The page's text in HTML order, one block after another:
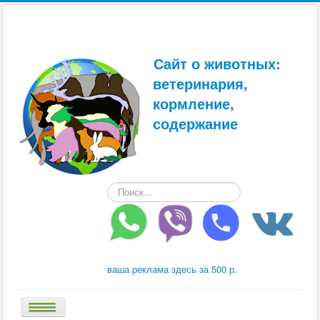
Сайт о животных:
ветеринария,
кормление,
содержание
Искать...
ваша реклама здесь за 500 р.